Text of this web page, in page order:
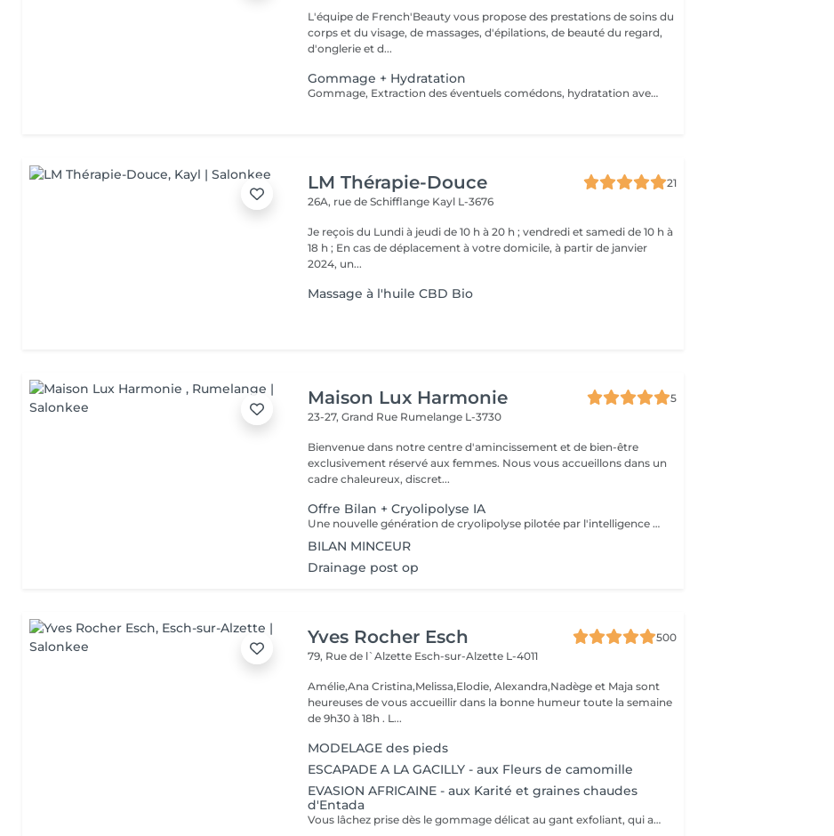
L'équipe de French'Beauty vous propose des prestations de soins du
corps et du visage, de massages, d'épilations, de beauté du regard,
d'onglerie et d...
Gommage + Hydratation
Gommage, Extraction des éventuels comédons, hydratation avec crème adaptée.
LM Thérapie-Douce
21
26A, rue de Schifflange Kayl L-3676
Je reçois du Lundi à jeudi de 10 h à 20 h ; vendredi et samedi de 10 h à
18 h ; En cas de déplacement à votre domicile, à partir de janvier
2024, un...
Massage à l'huile CBD Bio
Maison Lux Harmonie
5
23-27, Grand Rue Rumelange L-3730
Bienvenue dans notre centre d'amincissement et de bien-être
exclusivement réservé aux femmes. Nous vous accueillons dans un
cadre chaleureux, discret...
Offre Bilan + Cryolipolyse IA
Une nouvelle génération de cryolipolyse pilotée par l'intelligence artificielle; NOVA CRYO est un dispositif de CryoThermoLipolyse de quatrième génération, conçu pour offrir un traitement précis, sécurisé et adapté à chaque morphologie. Contrairement aux systèmes traditionnels, NOVA CRYOintègre le logiciel intelligent USER ASSIST®, capable d'analyser automatiquement le volume, la densité et la résistance du pli adipeux avant le démarrage de la séance. En quelques secondes, le système détermine : La position optimale de la cryode Les paramètres adaptés à la structure graisseuse Un pourcentage estimatif de réussite Une nouvelle génération de cryolipolyse pilotée par l'intelligence artificielle La méthode et le dispositif Une technologie brevetée sans consommables Les Cryodes® ovoïdes brevetées épousent parfaitement l'amas graisseux grâce à une aspiration homogène et centrée. Leur conception interne permet un vide stable tout en maintenant la circulation sanguine périphérique. Chaque cryode intègre 4 plaques de Peltier assurant un refroidissement uniforme et ciblé, sans perte thermique pendant la séance. Le dispositif fonctionne sans consommables, ce qui optimise directement votre rentabilité.Une technologie brevetée sans consommables NOVA CRYO associe une phase de chauffe contrôlée autour de 37°C suivie d'un refroidissement progressif jusqu'à 0°C. Cette alternance thermique fragilise les adipocytes avant leur cristallisation et favorise leur apoptose. Le résultat est optimisé sans descendre dans des températures agressives pour les tissus environnants. La CryoThermoLipolyse permet ainsi d'améliorer significativement l'efficacité du traitement.
BILAN MINCEUR
Drainage post op
Yves Rocher Esch
500
79, Rue de l`Alzette Esch-sur-Alzette L-4011
Amélie,Ana Cristina,Melissa,Elodie, Alexandra,Nadège et Maja sont
heureuses de vous accueillir dans la bonne humeur toute la semaine
de 9h30 à 18h . L...
MODELAGE des pieds
ESCAPADE A LA GACILLY - aux Fleurs de camomille
EVASION AFRICAINE - aux Karité et graines chaudes
d'Entada
Vous lâchez prise dès le gommage délicat au gant exfoliant, qui alterne lissages et effleurages. Notre esthéticienne applique ensuite lonctueuse huile Orientale à base dhuile dArgan sur lensemble de votre corps et grâce à sa gestuelle précise libère lensemble des tensions. Bénéfices : Vous êtes délassée et votre peau est douce et satinée.